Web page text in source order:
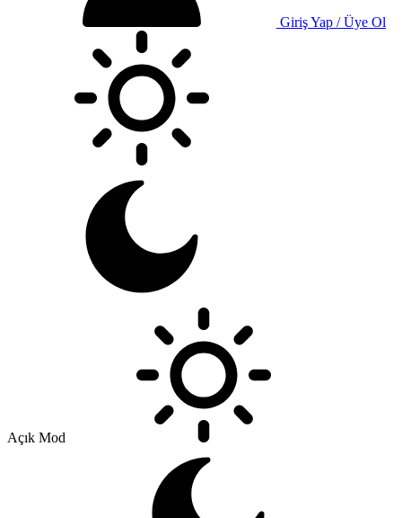
Giriş Yap / Üye Ol
Açık Mod